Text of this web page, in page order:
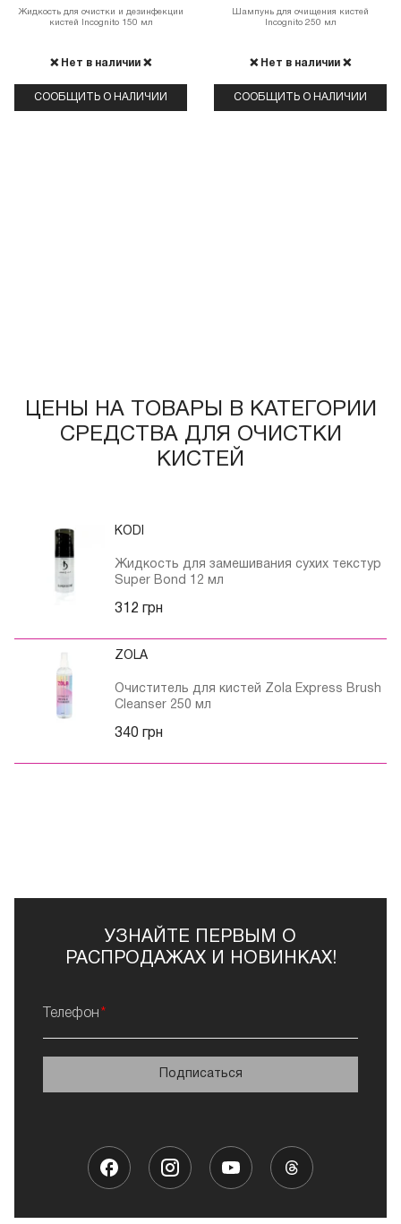
Жидкость для очистки и дезинфекции
кистей Incognito 150 мл
❌ Нет в наличии ❌
СООБЩИТЬ О НАЛИЧИИ
Шампунь для очищения кистей
Incognito 250 мл
❌ Нет в наличии ❌
СООБЩИТЬ О НАЛИЧИИ
ЦЕНЫ НА ТОВАРЫ В КАТЕГОРИИ
СРЕДСТВА ДЛЯ ОЧИСТКИ
КИСТЕЙ
KODI
Жидкость для замешивания сухих текстур
Super Bond 12 мл
312 грн
ZOLA
Очиститель для кистей Zola Express Brush
Cleanser 250 мл
340 грн
УЗНАЙТЕ ПЕРВЫМ О
РАСПРОДАЖАХ И НОВИНКАХ!
Телефон
Подписаться